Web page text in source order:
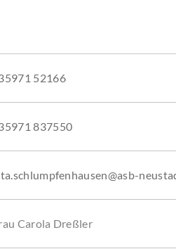
52166
837550
Carola Dreßler